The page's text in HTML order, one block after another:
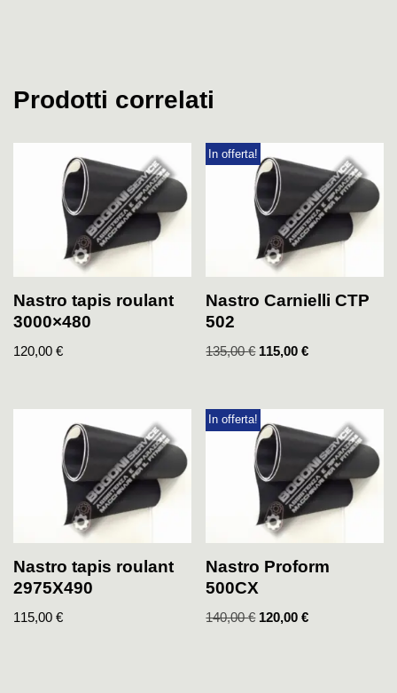
Prodotti correlati
Nastro tapis roulant
3000×480
120,00 €
In offerta!
Nastro Carnielli CTP
502
135,00€ 115,00€
Nastro tapis roulant
2975X490
115,00 €
In offerta!
Nastro Proform
500CX
140,00€ 120,00€